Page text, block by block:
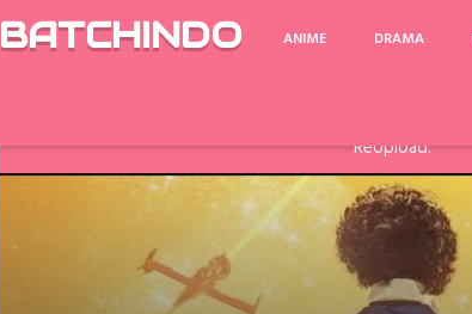
BATCHINDO ANIME DRAMA
ReUpload.